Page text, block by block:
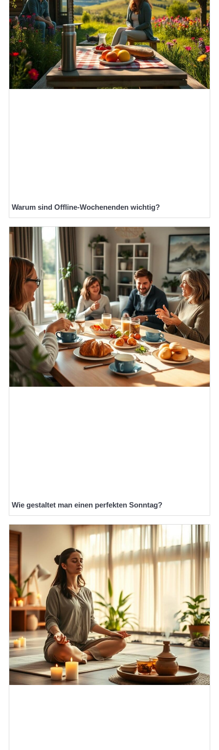
Warum sind Offline-Wochenenden wichtig?
Wie gestaltet man einen perfekten Sonntag?